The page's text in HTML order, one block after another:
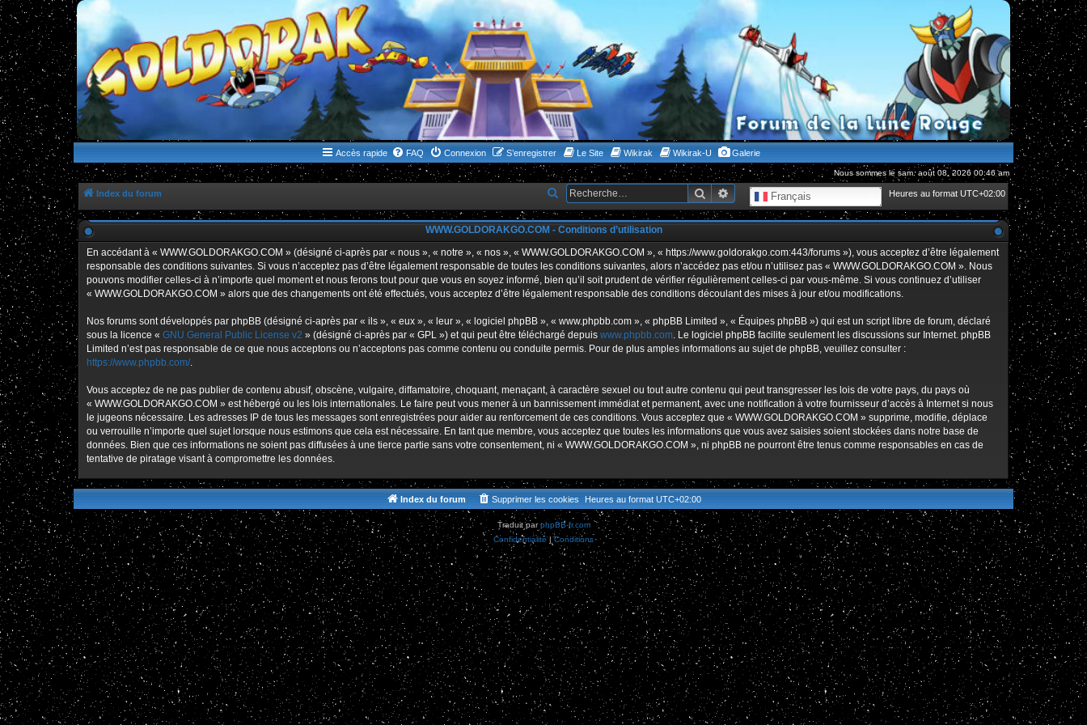
WWW.GOLDORAKGO.COM
le site de la Lune Rouge
Accès rapide FAQ Connexion S’enregistrer Le Site Wikirak Wikirak-U Galerie
Nous sommes le sam. août 08, 2026 00:46 am
Index du forum Heures au format UTC+02:00
Français
RechercherRecherche avancée
e
c
h
e
r
h
e
WWW.GOLDORAKGO.COM - Conditions d’utilisation
En accédant à « WWW.GOLDORAKGO.COM » (désigné ci-après par « nous », « notre », « nos », « WWW.GOLDORAKGO.COM », « https://www.goldorakgo.com:443/forums »), vous acceptez d’être légalement
responsable des conditions suivantes. Si vous n’acceptez pas d’être légalement responsable de toutes les conditions suivantes, alors n’accédez pas et/ou n’utilisez pas « WWW.GOLDORAKGO.COM ». Nous
pouvons modifier celles-ci à n’importe quel moment et nous ferons tout pour que vous en soyez informé, bien qu’il soit prudent de vérifier régulièrement celles-ci par vous-même. Si vous continuez d’utiliser
« WWW.GOLDORAKGO.COM » alors que des changements ont été effectués, vous acceptez d’être légalement responsable des conditions découlant des mises à jour et/ou modifications.
Nos forums sont développés par phpBB (désigné ci-après par « ils », « eux », « leur », « logiciel phpBB », « www.phpbb.com », « phpBB Limited », « Équipes phpBB ») qui est un script libre de forum, déclaré
sous la licence « GNU General Public License v2 » (désigné ci-après par « GPL ») et qui peut être téléchargé depuis www.phpbb.com. Le logiciel phpBB facilite seulement les discussions sur Internet. phpBB
Limited n’est pas responsable de ce que nous acceptons ou n’acceptons pas comme contenu ou conduite permis. Pour de plus amples informations au sujet de phpBB, veuillez consulter :
https://www.phpbb.com/.
Vous acceptez de ne pas publier de contenu abusif, obscène, vulgaire, diffamatoire, choquant, menaçant, à caractère sexuel ou tout autre contenu qui peut transgresser les lois de votre pays, du pays où
« WWW.GOLDORAKGO.COM » est hébergé ou les lois internationales. Le faire peut vous mener à un bannissement immédiat et permanent, avec une notification à votre fournisseur d’accès à Internet si nous
le jugeons nécessaire. Les adresses IP de tous les messages sont enregistrées pour aider au renforcement de ces conditions. Vous acceptez que « WWW.GOLDORAKGO.COM » supprime, modifie, déplace
ou verrouille n’importe quel sujet lorsque nous estimons que cela est nécessaire. En tant que membre, vous acceptez que toutes les informations que vous avez saisies soient stockées dans notre base de
données. Bien que ces informations ne soient pas diffusées à une tierce partie sans votre consentement, ni « WWW.GOLDORAKGO.COM », ni phpBB ne pourront être tenus comme responsables en cas de
tentative de piratage visant à compromettre les données.
Index du forum Heures au format UTC+02:00
Supprimer les cookies
Traduit parphpBB-fr.com
Confidentialité|Conditions